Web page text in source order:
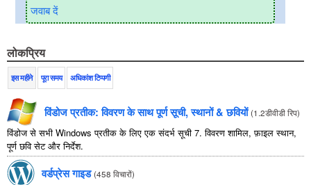
जवाब दें
लोकप्रिय
इस महीने पूरा समय अधिकांश टिप्पणी
विंडोज प्रतीक: विवरण के साथ पूर्ण सूची, स्थानों & छवियों (1.2डीवीडी रिप)
विंडोज से सभी Windows प्रतीक के लिए एक संदर्भ सूची 7. विवरण शामिल, फ़ाइल स्थान,
पूर्ण छवि सेट और निर्देश.
वर्डप्रेस गाइड (458 विचारों)